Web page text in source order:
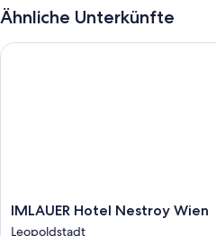
Ähnliche Unterkünfte
IMLAUER
Hotel
IMLAUER Hotel Nestroy Wien
Leopoldstadt
IMLAUER Hotel Nestroy Wien